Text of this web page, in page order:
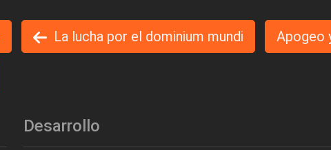
La lucha por el dominium mundi Apogeo
Desarrollo